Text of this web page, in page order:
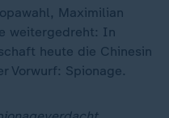
Maximilian
weitergedreht: In
heute die Chinesin
Vorwurf: Spionage.